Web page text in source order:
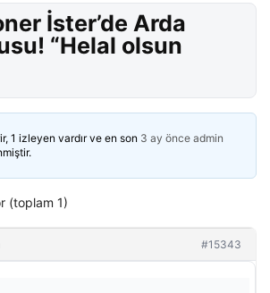
İster’de Arda
“Helal olsun
1 izleyen vardır ve en son 3 ay önce admin
(toplam 1)
#15343